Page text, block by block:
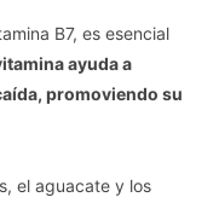
B7, es esencial
ayuda a
promoviendo su
el aguacate y los